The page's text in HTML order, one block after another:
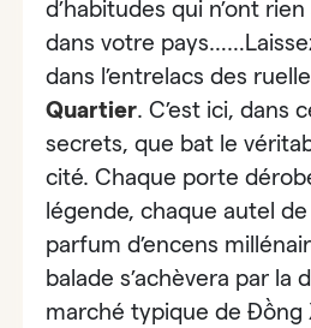
d’habitudes qui n’ont
dans votre
dans l’entrelacs des
Quartier. C’est ici, dans
secrets, que bat le
cité. Chaque porte
légende, chaque autel
parfum d’encens
balade s’achèvera par la
marché typique de Đồng